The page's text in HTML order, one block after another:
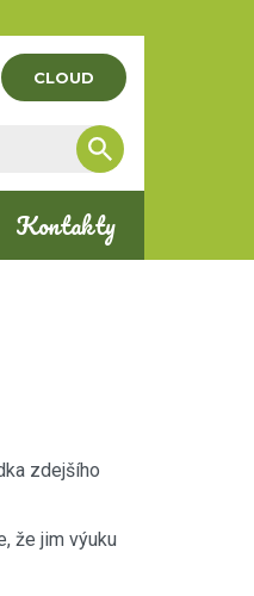
CLOUD
Kontakty
zdejšího
že jim výuku